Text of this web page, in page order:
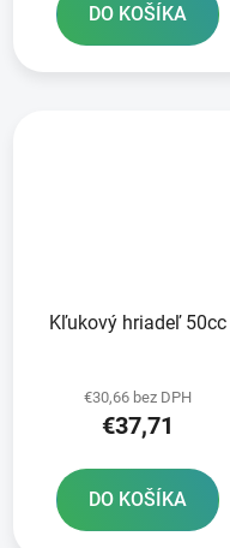
DO KOŠÍKA
Kľukový hriadeľ 50cc
€30,66 bez DPH
€37,71
DO KOŠÍKA